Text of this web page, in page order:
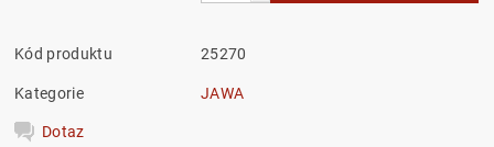
Kód produktu 25270
Kategorie JAWA
Dotaz